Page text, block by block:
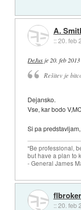
A.
::20. feb
DeJus je 20. feb
Rešitev je
Dejansko.
Vse, kar bodo
Si pa
"Be professional,
but have a plan to
- General James
flbroker
::20. feb